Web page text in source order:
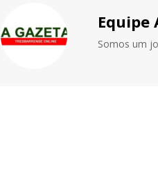
Equipe
Somos um